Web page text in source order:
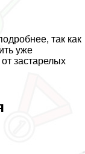
так как
уже
застарелых